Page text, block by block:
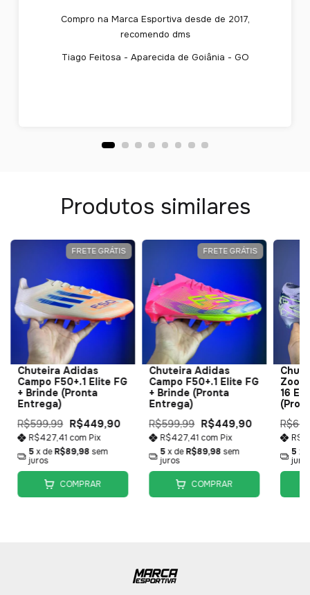
Compro na Marca Esportiva desde de 2017,
recomendo dms
Tiago Feitosa - Aparecida de Goiânia - GO
Produtos similares
FRETE GRÁTIS
Chuteira Adidas
Campo F50+.1 Elite FG
+ Brinde (Pronta
Entrega)
R$599,99 R$449,90
R$427,41 com Pix
5x deR$89,98 sem
juros
COMPRAR
FRETE GRÁTIS
Chuteira Adidas
Campo F50+.1 Elite FG
+ Brinde (Pronta
Entrega)
R$599,99 R$449,90
R$427,41 com Pix
5 x deR$89,98 sem
juros
COMPRAR
16
5 x